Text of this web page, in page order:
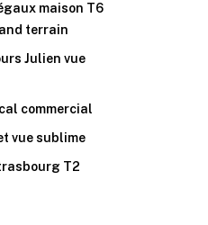
maison T6
terrain
Julien vue
commercial
vue sublime
T2